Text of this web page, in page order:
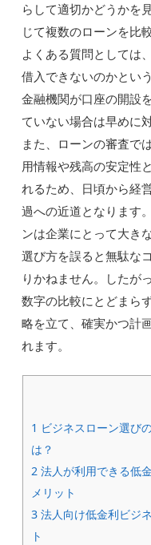
らして適切かどうかを
じて複数のローンを比
よくある質問としては
借入できないのかとい
金融機関が口座の開設
ていない場合は早めに
また、ローンの審査で
用情報や残高の安定性
れるため、日頃から経
過への近道となります
ンは企業にとって大き
選び方を誤ると無駄な
りかねません。したが
数字の比較にとどまら
略を立て、確実かつ計
れます。
1 ビジネスローン選び
は？
2法人が利用できる低
メリット
3法人向け低金利ビジ
ト